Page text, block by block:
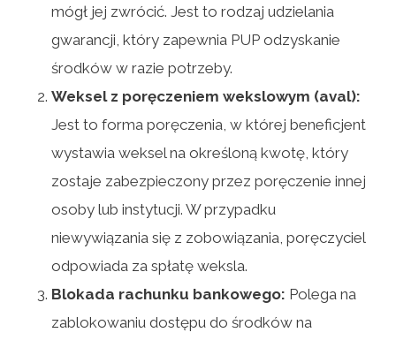
mógł jej zwrócić. Jest to rodzaj udzielania
gwarancji, który zapewnia PUP odzyskanie
środków w razie potrzeby.
Weksel z poręczeniem wekslowym (aval):
Jest to forma poręczenia, w której beneficjent
wystawia weksel na określoną kwotę, który
zostaje zabezpieczony przez poręczenie innej
osoby lub instytucji. W przypadku
niewywiązania się z zobowiązania, poręczyciel
odpowiada za spłatę weksla.
Blokada rachunku bankowego: Polega na
zablokowaniu dostępu do środków na